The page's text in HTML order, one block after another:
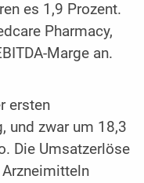
es 1,9 Prozent.
Pharmacy,
Marge an.
ersten
und zwar um 18,3
Die Umsatzerlöse